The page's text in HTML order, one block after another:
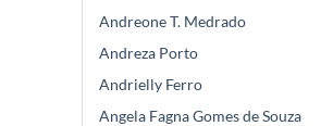
Andreone T. Medrado
Andreza Porto
Andrielly Ferro
Angela Fagna Gomes de Souza